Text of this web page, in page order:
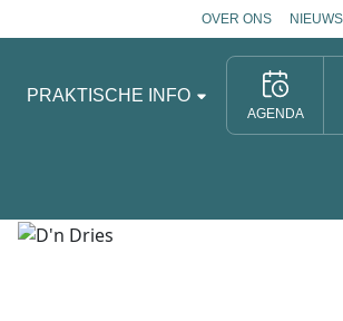
OVER ONS NIEUWS
PRAKTISCHE INFO
AGENDA